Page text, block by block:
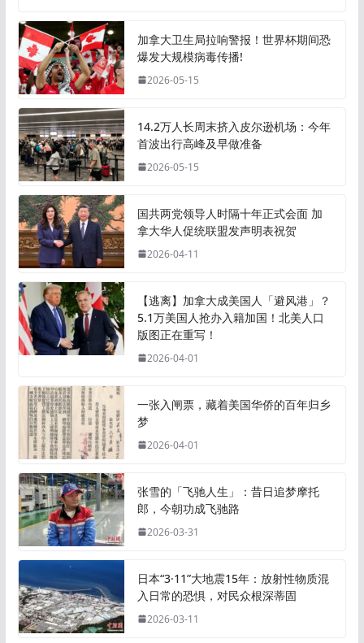
加拿大卫生局拉响警报！世界杯期间恐
爆发大规模病毒传播!
2026-05-15
14.2万人长周末挤入皮尔逊机场：今年
首波出行高峰及早做准备
2026-05-15
国共两党领导人时隔十年正式会面 加
拿大华人促统联盟发声明表祝贺
2026-04-11
【逃离】加拿大成美国人「避风港」？
5.1万美国人抢办入籍加国！北美人口
版图正在重写！
2026-04-01
一张入闸票，藏着美国华侨的百年归乡
梦
2026-04-01
张雪的「飞驰人生」：昔日追梦摩托
郎，今朝功成飞驰路
2026-03-31
日本“3·11”大地震15年：放射性物质混
入日常的恐惧，对民众根深蒂固
2026-03-11